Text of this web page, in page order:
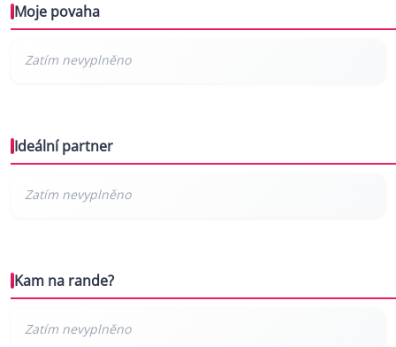
Moje povaha
Ideální partner
Kam na rande?